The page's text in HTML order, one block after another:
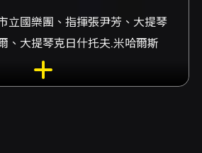
立國樂團、指揮張尹芳、大提琴
、大提琴克日什托夫.米哈爾斯
陽、大提琴陳亦柏
of the West Cello-